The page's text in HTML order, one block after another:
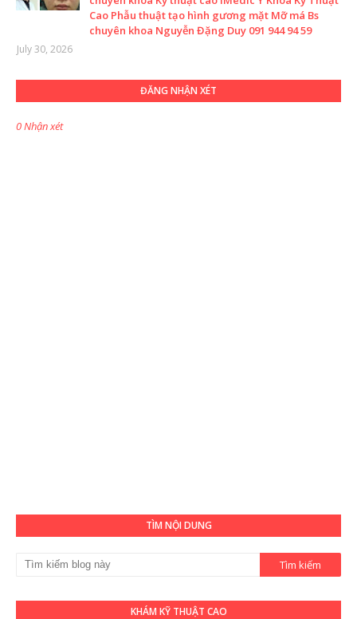
Cao Phẫu thuật tạo hình gương mặt Mỡ má Bs
chuyên khoa Nguyễn Đặng Duy 091 944 94 59
July 30, 2026
ĐĂNG NHẬN XÉT
0 Nhận xét
TÌM NỘI DUNG
KHÁM KỸ THUẬT CAO